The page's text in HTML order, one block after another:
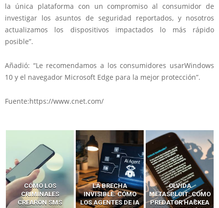
la única plataforma con un compromiso al consumidor de
investigar los asuntos de seguridad reportados, y nosotros
actualizamos los dispositivos impactados lo más rápido
posible”.
Añadió: “Le recomendamos a los consumidores usarWindows
10 y el navegador Microsoft Edge para la mejor protección”.
Fuente:https://www.cnet.com/
LA BRECHA
INVISIBLE: CÓMO
LOS AGENTES DE IA
OLVIDA
METASPLOIT: CÓMO
PREDATOR HACKEA
CÓMO LOS HACKERS
INTERCEPTAN OTPS
Y LLAMADAS